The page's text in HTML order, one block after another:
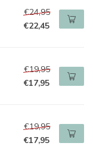
€24,95
€22,45
€19,95
€17,95
€19,95
€17,95